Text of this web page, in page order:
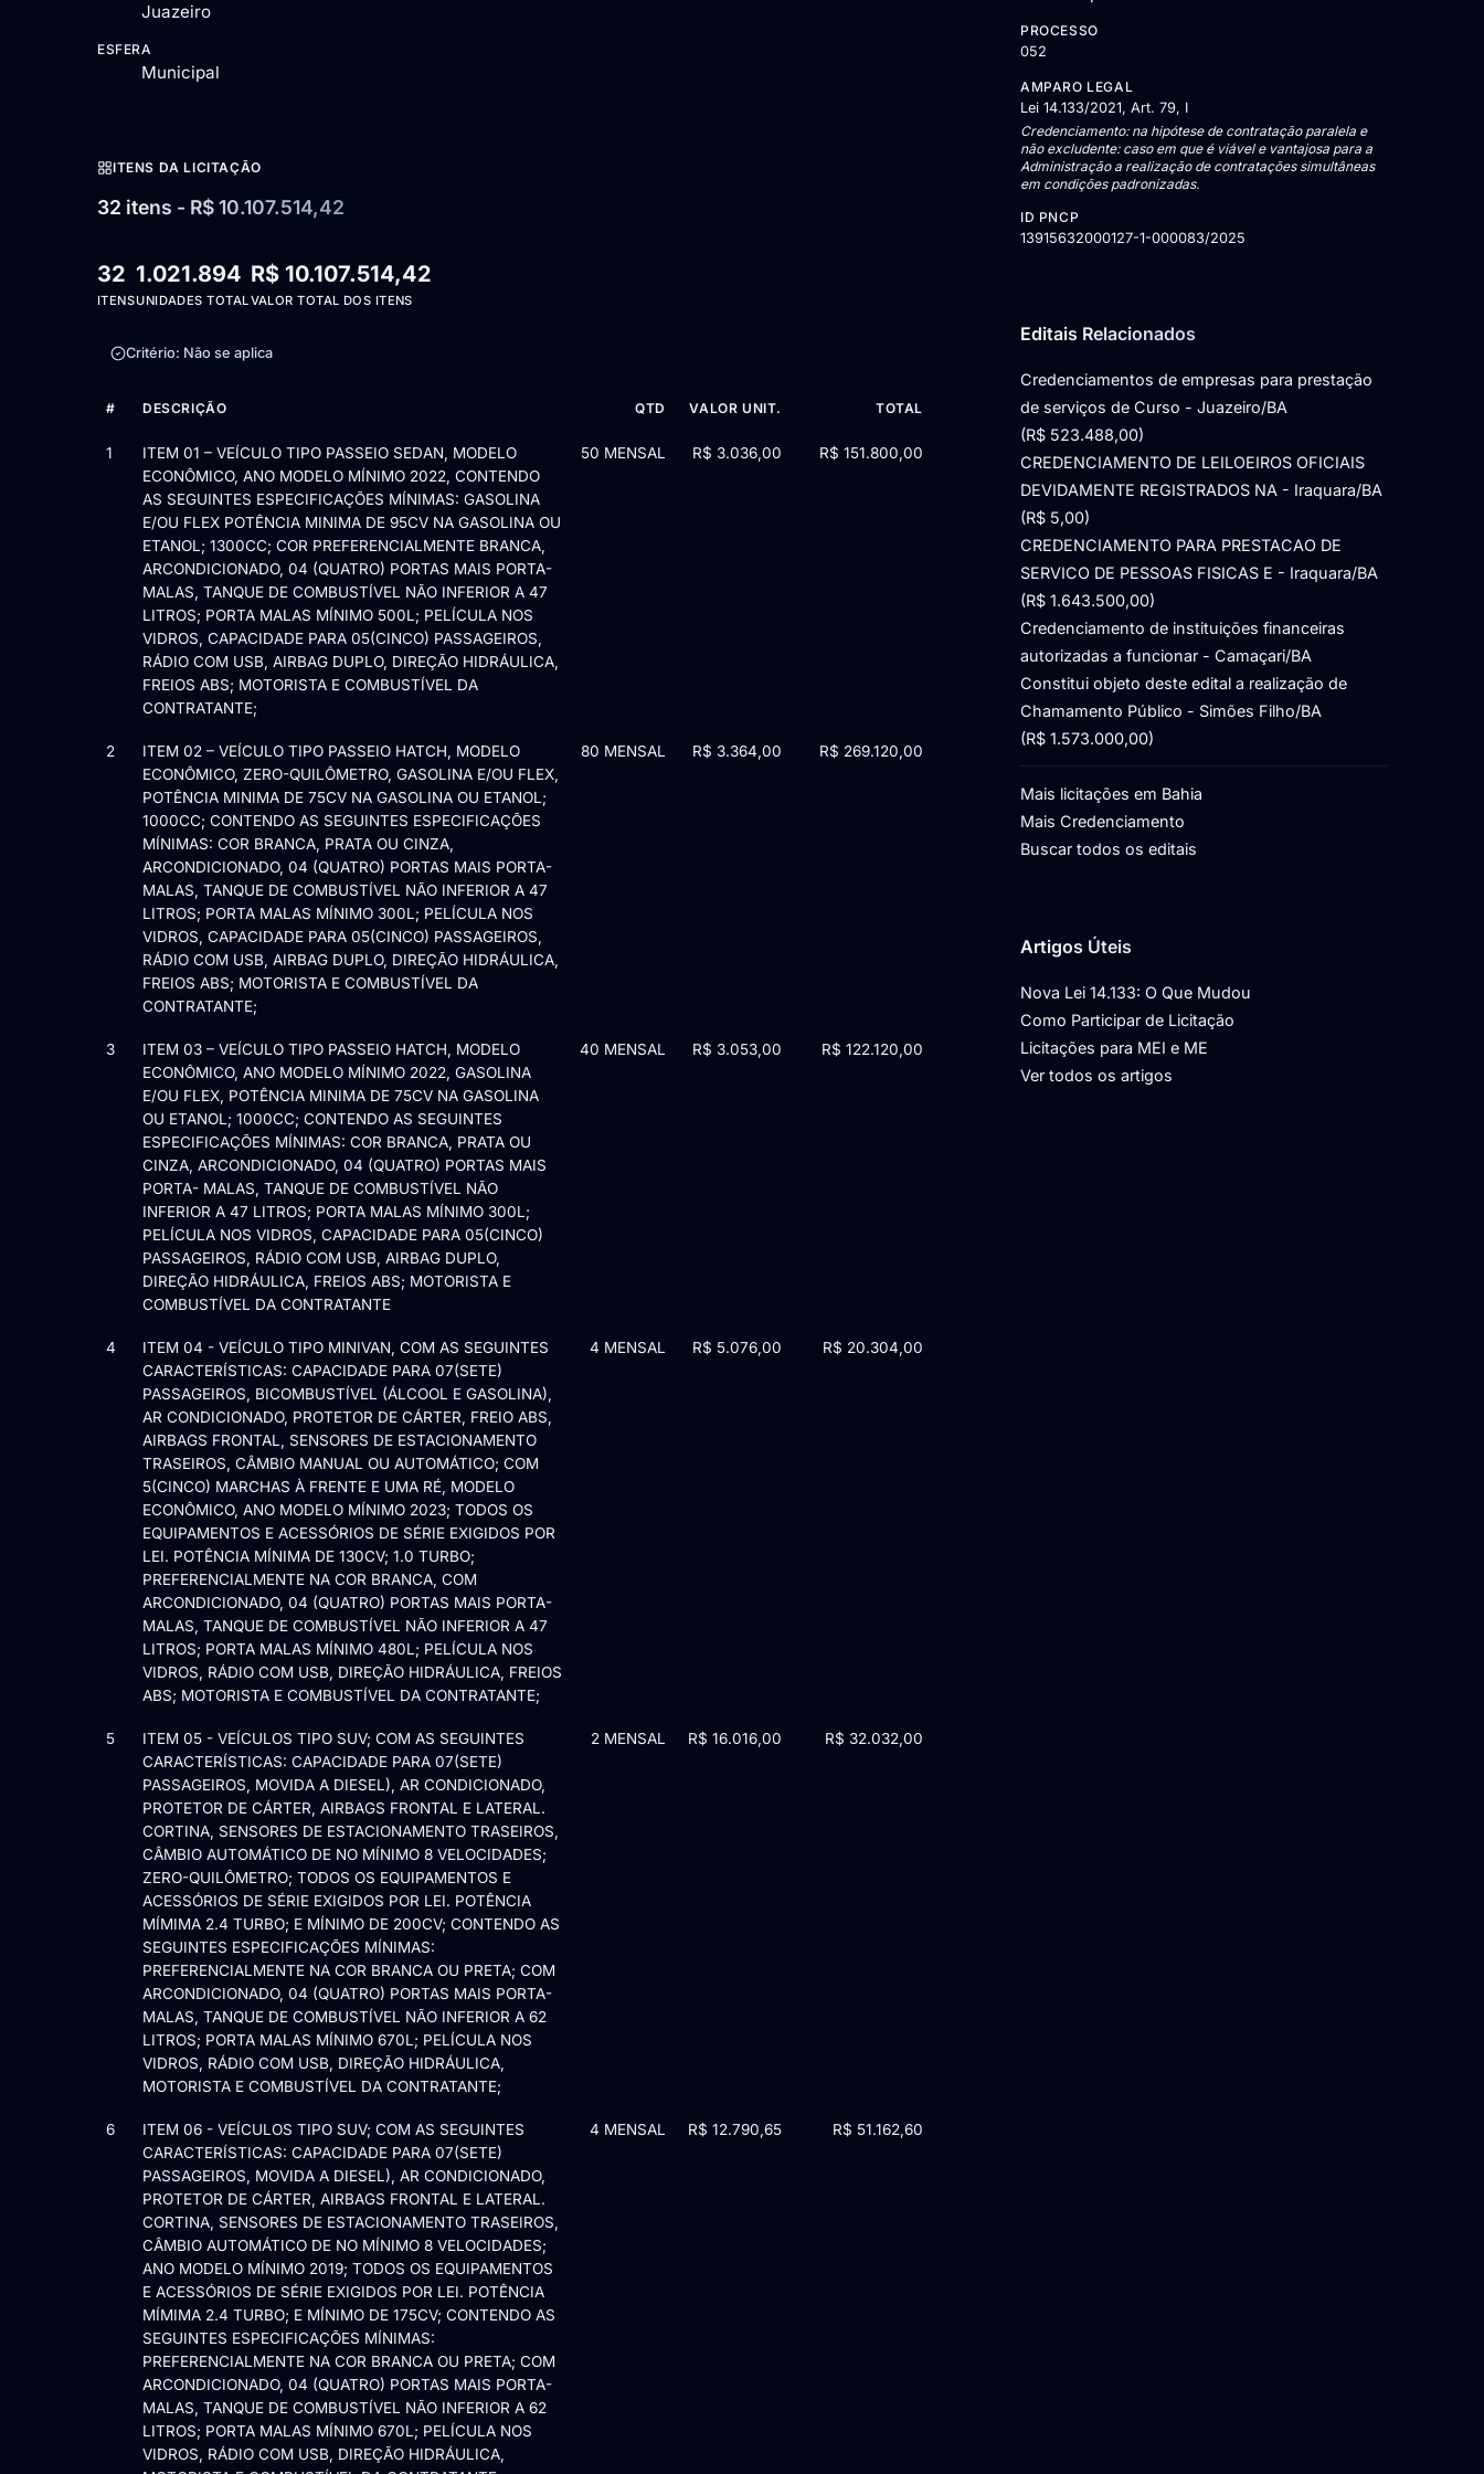
Juazeiro
ESFERA
Municipal
ITENS DA LICITAÇÃO
32 itens - R$ 10.107.514,42
32
ITENS
1.021.894
UNIDADES TOTAL
R$ 10.107.514,42
VALOR TOTAL DOS ITENS
Critério: Não se aplica
Itens da licitação Edital de Chamamento Público nº CREDENCIAMENTO 004/2025 — 32 itens
# DESCRIÇÃO QTD VALOR UNIT. TOTAL
1
ITEM 01 – VEÍCULO TIPO PASSEIO SEDAN, MODELO
ECONÔMICO, ANO MODELO MÍNIMO 2022, CONTENDO
AS SEGUINTES ESPECIFICAÇÕES MÍNIMAS: GASOLINA
E/OU FLEX POTÊNCIA MINIMA DE 95CV NA GASOLINA OU
ETANOL; 1300CC; COR PREFERENCIALMENTE BRANCA,
ARCONDICIONADO, 04 (QUATRO) PORTAS MAIS PORTA-
MALAS, TANQUE DE COMBUSTÍVEL NÃO INFERIOR A 47
LITROS; PORTA MALAS MÍNIMO 500L; PELÍCULA NOS
VIDROS, CAPACIDADE PARA 05(CINCO) PASSAGEIROS,
RÁDIO COM USB, AIRBAG DUPLO, DIREÇÃO HIDRÁULICA,
FREIOS ABS; MOTORISTA E COMBUSTÍVEL DA
CONTRATANTE;
50 MENSAL R$ 3.036,00 R$ 151.800,00
2
ITEM 02 – VEÍCULO TIPO PASSEIO HATCH, MODELO
ECONÔMICO, ZERO-QUILÔMETRO, GASOLINA E/OU FLEX,
POTÊNCIA MINIMA DE 75CV NA GASOLINA OU ETANOL;
1000CC; CONTENDO AS SEGUINTES ESPECIFICAÇÕES
MÍNIMAS: COR BRANCA, PRATA OU CINZA,
ARCONDICIONADO, 04 (QUATRO) PORTAS MAIS PORTA-
MALAS, TANQUE DE COMBUSTÍVEL NÃO INFERIOR A 47
LITROS; PORTA MALAS MÍNIMO 300L; PELÍCULA NOS
VIDROS, CAPACIDADE PARA 05(CINCO) PASSAGEIROS,
RÁDIO COM USB, AIRBAG DUPLO, DIREÇÃO HIDRÁULICA,
FREIOS ABS; MOTORISTA E COMBUSTÍVEL DA
CONTRATANTE;
80 MENSAL R$ 3.364,00 R$ 269.120,00
3
ITEM 03 – VEÍCULO TIPO PASSEIO HATCH, MODELO
ECONÔMICO, ANO MODELO MÍNIMO 2022, GASOLINA
E/OU FLEX, POTÊNCIA MINIMA DE 75CV NA GASOLINA
OU ETANOL; 1000CC; CONTENDO AS SEGUINTES
ESPECIFICAÇÕES MÍNIMAS: COR BRANCA, PRATA OU
CINZA, ARCONDICIONADO, 04 (QUATRO) PORTAS MAIS
PORTA- MALAS, TANQUE DE COMBUSTÍVEL NÃO
INFERIOR A 47 LITROS; PORTA MALAS MÍNIMO 300L;
PELÍCULA NOS VIDROS, CAPACIDADE PARA 05(CINCO)
PASSAGEIROS, RÁDIO COM USB, AIRBAG DUPLO,
DIREÇÃO HIDRÁULICA, FREIOS ABS; MOTORISTA E
COMBUSTÍVEL DA CONTRATANTE
40 MENSAL R$ 3.053,00 R$ 122.120,00
4
ITEM 04 - VEÍCULO TIPO MINIVAN, COM AS SEGUINTES
CARACTERÍSTICAS: CAPACIDADE PARA 07(SETE)
PASSAGEIROS, BICOMBUSTÍVEL (ÁLCOOL E GASOLINA),
AR CONDICIONADO, PROTETOR DE CÁRTER, FREIO ABS,
AIRBAGS FRONTAL, SENSORES DE ESTACIONAMENTO
TRASEIROS, CÂMBIO MANUAL OU AUTOMÁTICO; COM
5(CINCO) MARCHAS À FRENTE E UMA RÉ, MODELO
ECONÔMICO, ANO MODELO MÍNIMO 2023; TODOS OS
EQUIPAMENTOS E ACESSÓRIOS DE SÉRIE EXIGIDOS POR
LEI. POTÊNCIA MÍNIMA DE 130CV; 1.0 TURBO;
PREFERENCIALMENTE NA COR BRANCA, COM
ARCONDICIONADO, 04 (QUATRO) PORTAS MAIS PORTA-
MALAS, TANQUE DE COMBUSTÍVEL NÃO INFERIOR A 47
LITROS; PORTA MALAS MÍNIMO 480L; PELÍCULA NOS
VIDROS, RÁDIO COM USB, DIREÇÃO HIDRÁULICA, FREIOS
ABS; MOTORISTA E COMBUSTÍVEL DA CONTRATANTE;
4 MENSAL R$ 5.076,00 R$ 20.304,00
5
ITEM 05 - VEÍCULOS TIPO SUV; COM AS SEGUINTES
CARACTERÍSTICAS: CAPACIDADE PARA 07(SETE)
PASSAGEIROS, MOVIDA A DIESEL), AR CONDICIONADO,
PROTETOR DE CÁRTER, AIRBAGS FRONTAL E LATERAL.
CORTINA, SENSORES DE ESTACIONAMENTO TRASEIROS,
CÂMBIO AUTOMÁTICO DE NO MÍNIMO 8 VELOCIDADES;
ZERO-QUILÔMETRO; TODOS OS EQUIPAMENTOS E
ACESSÓRIOS DE SÉRIE EXIGIDOS POR LEI. POTÊNCIA
MÍMIMA 2.4 TURBO; E MÍNIMO DE 200CV; CONTENDO AS
SEGUINTES ESPECIFICAÇÕES MÍNIMAS:
PREFERENCIALMENTE NA COR BRANCA OU PRETA; COM
ARCONDICIONADO, 04 (QUATRO) PORTAS MAIS PORTA-
MALAS, TANQUE DE COMBUSTÍVEL NÃO INFERIOR A 62
LITROS; PORTA MALAS MÍNIMO 670L; PELÍCULA NOS
VIDROS, RÁDIO COM USB, DIREÇÃO HIDRÁULICA,
MOTORISTA E COMBUSTÍVEL DA CONTRATANTE;
2 MENSAL R$ 16.016,00 R$ 32.032,00
6
ITEM 06 - VEÍCULOS TIPO SUV; COM AS SEGUINTES
CARACTERÍSTICAS: CAPACIDADE PARA 07(SETE)
PASSAGEIROS, MOVIDA A DIESEL), AR CONDICIONADO,
PROTETOR DE CÁRTER, AIRBAGS FRONTAL E LATERAL.
CORTINA, SENSORES DE ESTACIONAMENTO TRASEIROS,
CÂMBIO AUTOMÁTICO DE NO MÍNIMO 8 VELOCIDADES;
ANO MODELO MÍNIMO 2019; TODOS OS EQUIPAMENTOS
E ACESSÓRIOS DE SÉRIE EXIGIDOS POR LEI. POTÊNCIA
MÍMIMA 2.4 TURBO; E MÍNIMO DE 175CV; CONTENDO AS
SEGUINTES ESPECIFICAÇÕES MÍNIMAS:
PREFERENCIALMENTE NA COR BRANCA OU PRETA; COM
ARCONDICIONADO, 04 (QUATRO) PORTAS MAIS PORTA-
MALAS, TANQUE DE COMBUSTÍVEL NÃO INFERIOR A 62
LITROS; PORTA MALAS MÍNIMO 670L; PELÍCULA NOS
VIDROS, RÁDIO COM USB, DIREÇÃO HIDRÁULICA,
4 MENSAL R$ 12.790,65 R$ 51.162,60
PROCESSO
052
AMPARO LEGAL
Lei 14.133/2021, Art. 79, I
Credenciamento: na hipótese de contratação paralela e
não excludente: caso em que é viável e vantajosa para a
Administração a realização de contratações simultâneas
em condições padronizadas.
ID PNCP
13915632000127-1-000083/2025
Editais Relacionados
Credenciamentos de empresas para prestação
de serviços de Curso - Juazeiro/BA
(R$ 523.488,00)
CREDENCIAMENTO DE LEILOEIROS OFICIAIS
DEVIDAMENTE REGISTRADOS NA - Iraquara/BA
(R$ 5,00)
CREDENCIAMENTO PARA PRESTACAO DE
SERVICO DE PESSOAS FISICAS E - Iraquara/BA
(R$ 1.643.500,00)
Credenciamento de instituições financeiras
autorizadas a funcionar - Camaçari/BA
Constitui objeto deste edital a realização de
Chamamento Público - Simões Filho/BA
(R$ 1.573.000,00)
Mais licitações em Bahia
Mais Credenciamento
Buscar todos os editais
Artigos Úteis
Nova Lei 14.133: O Que Mudou
Como Participar de Licitação
Licitações para MEI e ME
Ver todos os artigos